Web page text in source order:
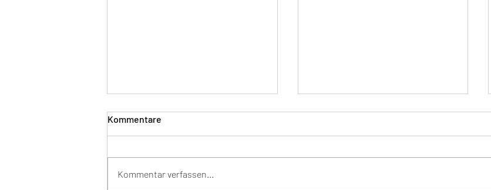
Kommentare
Kommentar verfassen...